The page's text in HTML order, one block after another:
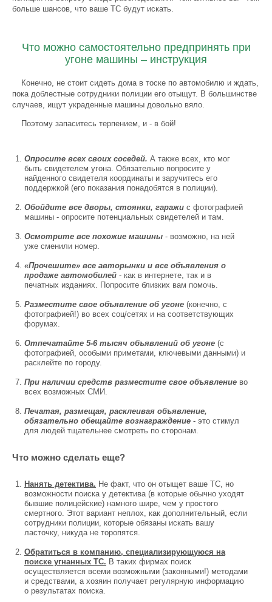
больше шансов, что ваше ТС будут искать.
Что можно самостоятельно предпринять при
угоне машины – инструкция
Конечно, не стоит сидеть дома в тоске по автомобилю и ждать,
пока доблестные сотрудники полиции его отыщут. В большинстве
случаев, ищут украденные машины довольно вяло.
Поэтому запаситесь терпением, и - в бой!
Опросите всех своих соседей. А также всех, кто мог
быть свидетелем угона. Обязательно попросите у
найденного свидетеля координаты и заручитесь его
поддержкой (его показания понадобятся в полиции).
Обойдите все дворы, стоянки, гаражи с фотографией
машины - опросите потенциальных свидетелей и там.
Осмотрите все похожие машины - возможно, на ней
уже сменили номер.
«Прочешите» все авторынки и все объявления о
продаже автомобилей - как в интернете, так и в
печатных изданиях. Попросите близких вам помочь.
Разместите свое объявление об угоне (конечно, с
фотографией!) во всех соц/сетях и на соответствующих
форумах.
Отпечатайте 5-6 тысяч объявлений об угоне (с
фотографией, особыми приметами, ключевыми данными) и
расклейте по городу.
При наличии средств разместите свое объявление во
всех возможных СМИ.
Печатая, размещая, расклеивая объявление,
обязательно обещайте вознаграждение - это стимул
для людей тщательнее смотреть по сторонам.
Что можно сделать еще?
Нанять детектива. Не факт, что он отыщет ваше ТС, но
возможности поиска у детектива (в которые обычно уходят
бывшие полицейские) намного шире, чем у простого
смертного. Этот вариант неплох, как дополнительный, если
сотрудники полиции, которые обязаны искать вашу
ласточку, никуда не торопятся.
Обратиться в компанию, специализирующуюся на
поиске угнанных ТС. В таких фирмах поиск
осуществляется всеми возможными (законными!) методами
и средствами, а хозяин получает регулярную информацию
о результатах поиска.